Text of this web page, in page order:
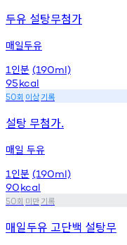
두유 설탕무첨가
매일두유
1 인분 (190ml)
95kcal
50회 이상기록
설탕 무첨가.
매일 두유
1 인분 (190ml)
90kcal
50회 미만기록
매일두유 고단백 설탕무